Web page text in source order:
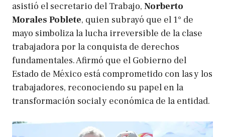
asistió el secretario del Trabajo, Norberto
Morales Poblete, quien subrayó que el 1° de
mayo simboliza la lucha irreversible de la clase
trabajadora por la conquista de derechos
fundamentales. Afirmó que el Gobierno del
Estado de México está comprometido con las y los
trabajadores, reconociendo su papel en la
transformación social y económica de la entidad.